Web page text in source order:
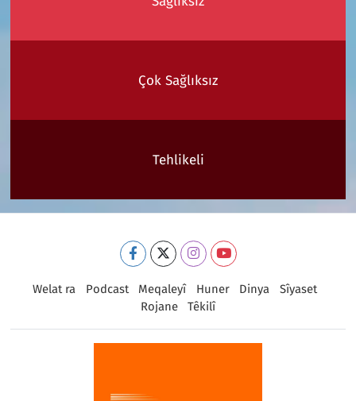
Çok Sağlıksız
Tehlikeli
Welat ra Podcast Meqaleyî Huner Dinya
Sîyaset
Rojane
Têkilî